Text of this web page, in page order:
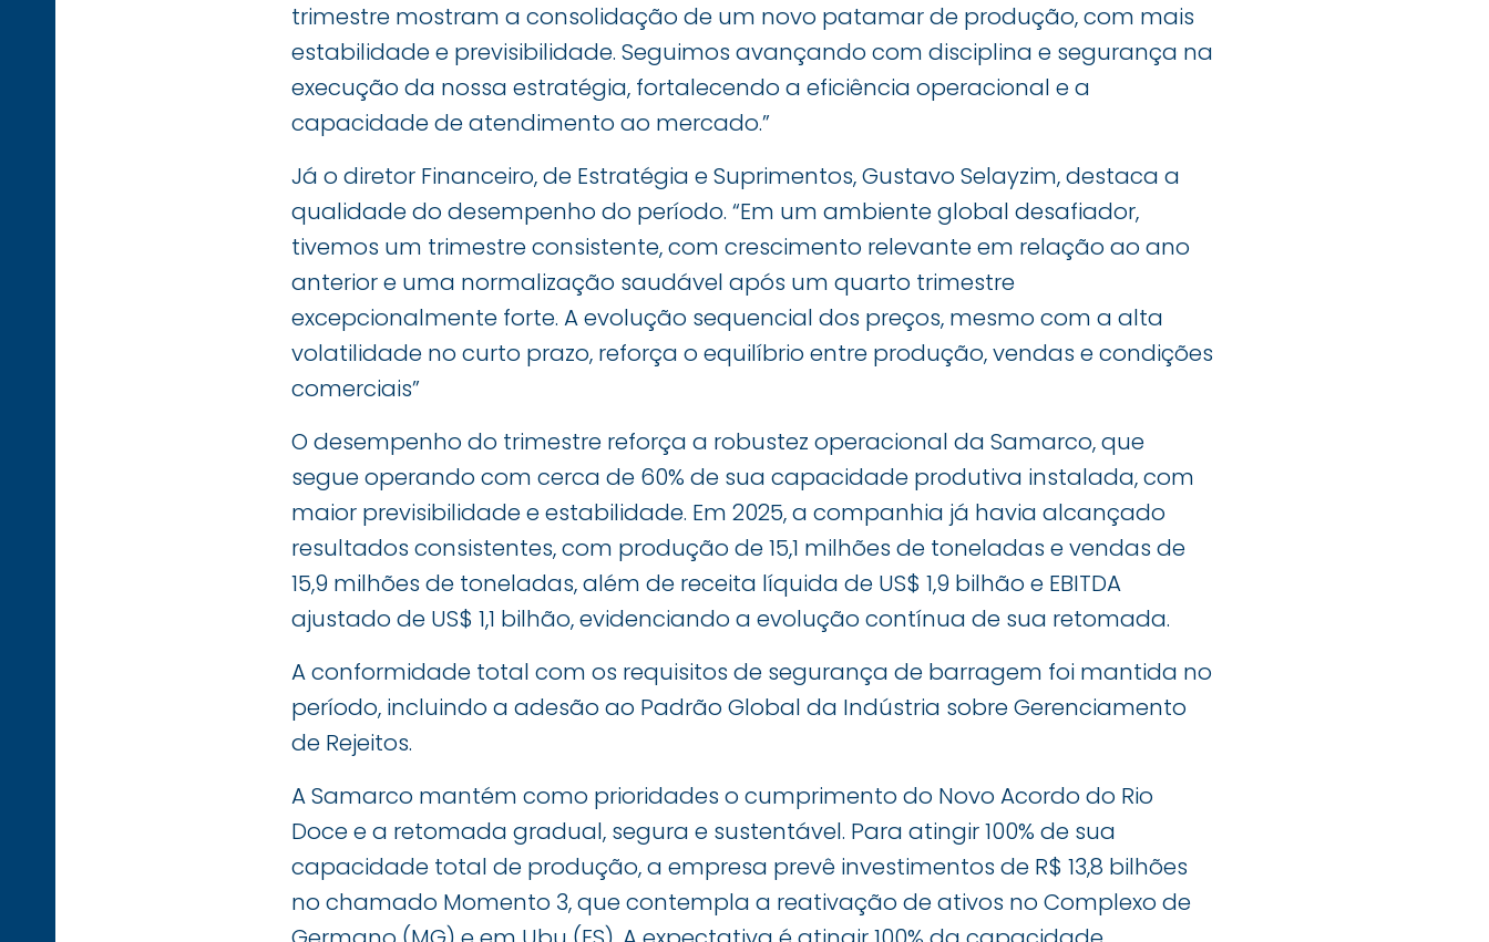
trimestre mostram a consolidação de um novo patamar de produção, com mais
estabilidade e previsibilidade. Seguimos avançando com disciplina e segurança na
execução da nossa estratégia, fortalecendo a eficiência operacional e a
capacidade de atendimento ao mercado.”
Já o diretor Financeiro, de Estratégia e Suprimentos, Gustavo Selayzim, destaca a
qualidade do desempenho do período. “Em um ambiente global desafiador,
tivemos um trimestre consistente, com crescimento relevante em relação ao ano
anterior e uma normalização saudável após um quarto trimestre
excepcionalmente forte. A evolução sequencial dos preços, mesmo com a alta
volatilidade no curto prazo, reforça o equilíbrio entre produção, vendas e condições
comerciais”
O desempenho do trimestre reforça a robustez operacional da Samarco, que
segue operando com cerca de 60% de sua capacidade produtiva instalada, com
maior previsibilidade e estabilidade. Em 2025, a companhia já havia alcançado
resultados consistentes, com produção de 15,1 milhões de toneladas e vendas de
15,9 milhões de toneladas, além de receita líquida de US$ 1,9 bilhão e EBITDA
ajustado de US$ 1,1 bilhão, evidenciando a evolução contínua de sua retomada.
A conformidade total com os requisitos de segurança de barragem foi mantida no
período, incluindo a adesão ao Padrão Global da Indústria sobre Gerenciamento
de Rejeitos.
A Samarco mantém como prioridades o cumprimento do Novo Acordo do Rio
Doce e a retomada gradual, segura e sustentável. Para atingir 100% de sua
capacidade total de produção, a empresa prevê investimentos de R$ 13,8 bilhões
no chamado Momento 3, que contempla a reativação de ativos no Complexo de